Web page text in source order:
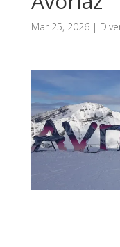
Mar 25, 2026|